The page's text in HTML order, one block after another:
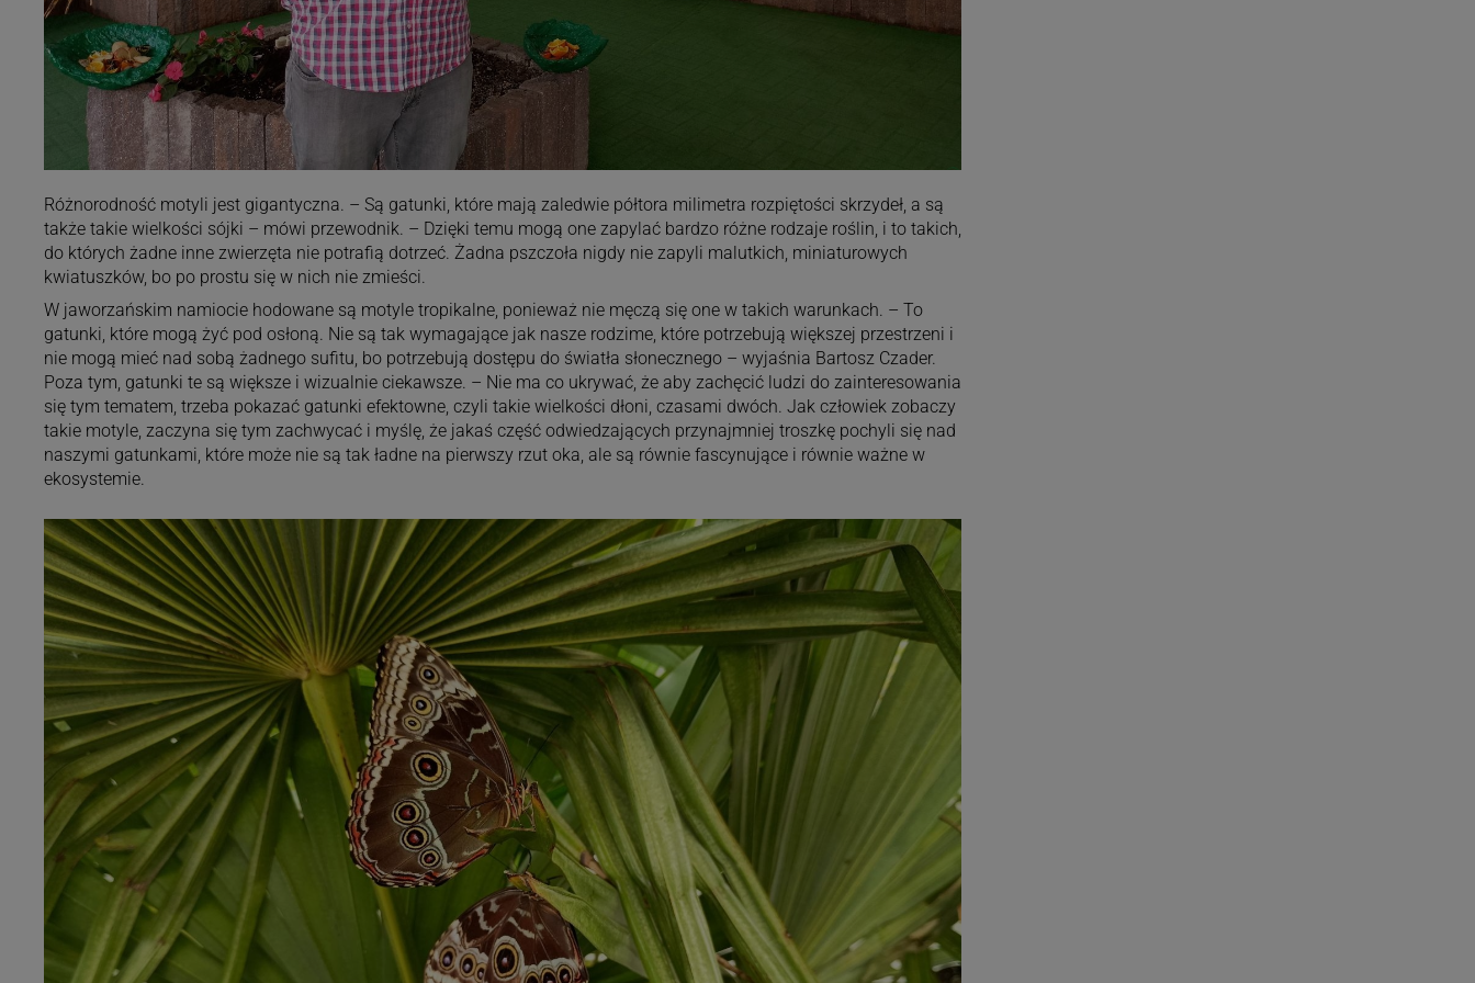
Różnorodność motyli jest gigantyczna. – Są gatunki, które mają zaledwie półtora milimetra rozpiętości skrzydeł, a są
także takie wielkości sójki – mówi przewodnik. – Dzięki temu mogą one zapylać bardzo różne rodzaje roślin, i to takich,
do których żadne inne zwierzęta nie potrafią dotrzeć. Żadna pszczoła nigdy nie zapyli malutkich, miniaturowych
kwiatuszków, bo po prostu się w nich nie zmieści.
W jaworzańskim namiocie hodowane są motyle tropikalne, ponieważ nie męczą się one w takich warunkach. – To
gatunki, które mogą żyć pod osłoną. Nie są tak wymagające jak nasze rodzime, które potrzebują większej przestrzeni i
nie mogą mieć nad sobą żadnego sufitu, bo potrzebują dostępu do światła słonecznego – wyjaśnia Bartosz Czader.
Poza tym, gatunki te są większe i wizualnie ciekawsze. – Nie ma co ukrywać, że aby zachęcić ludzi do zainteresowania
się tym tematem, trzeba pokazać gatunki efektowne, czyli takie wielkości dłoni, czasami dwóch. Jak człowiek zobaczy
takie motyle, zaczyna się tym zachwycać i myślę, że jakaś część odwiedzających przynajmniej troszkę pochyli się nad
naszymi gatunkami, które może nie są tak ładne na pierwszy rzut oka, ale są równie fascynujące i równie ważne w
ekosystemie.